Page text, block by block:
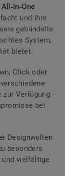
All‑in‑One
und Ihre
gebündelte
System,
bietet.
Click oder
zur Verfügung –
bei
Designwelten
besonders
und vielfältige